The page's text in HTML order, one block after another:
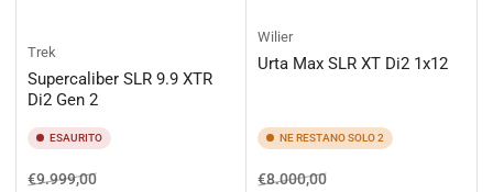
Trek
Supercaliber SLR 9.9 XTR
Di2 Gen 2
ESAURITO
Prezzo
€9.999,00Prezzo
Wilier
Urta Max SLR XT Di2 1x12
NE RESTANO SOLO 2
Prezzo
€8.000,00Prezzo